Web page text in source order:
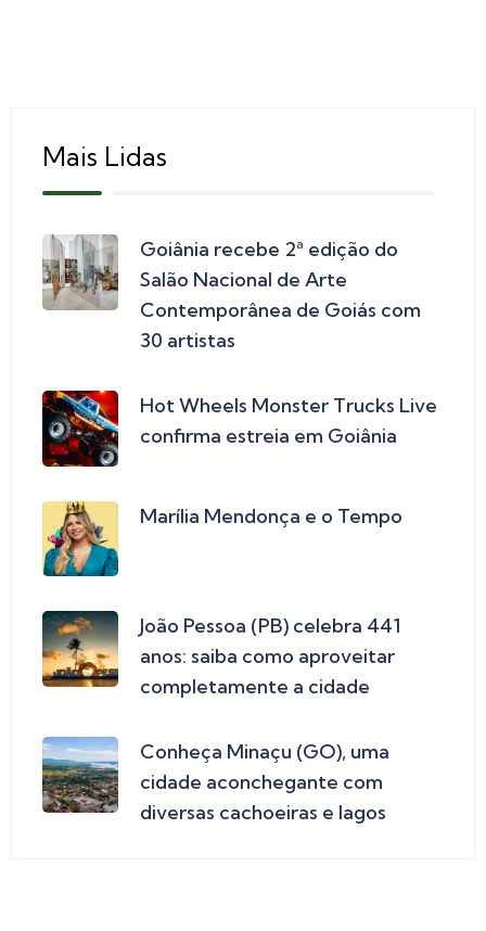
Mais Lidas
Goiânia recebe 2ª edição do
Salão Nacional de Arte
Contemporânea de Goiás com
30 artistas
Hot Wheels Monster Trucks Live
confirma estreia em Goiânia
Marília Mendonça e o Tempo
João Pessoa (PB) celebra 441
anos: saiba como aproveitar
completamente a cidade
Conheça Minaçu (GO), uma
cidade aconchegante com
diversas cachoeiras e lagos